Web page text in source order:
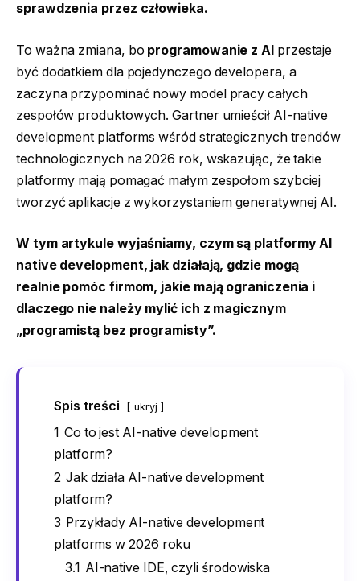
sprawdzenia przez człowieka.
To ważna zmiana, bo programowanie z AIprzestaje
być dodatkiem dla pojedynczego developera, a
zaczyna przypominać nowy model pracy całych
zespołów produktowych. Gartner umieścił AI-native
development platforms wśród strategicznych trendów
technologicznych na 2026 rok, wskazując, że takie
platformy mają pomagać małym zespołom szybciej
tworzyć aplikacje z wykorzystaniem generatywnej AI.
W tym artykule wyjaśniamy, czym są platformy AI
native development, jak działają, gdzie mogą
realnie pomóc firmom, jakie mają ograniczenia i
dlaczego nie należy mylić ich z magicznym
„programistą bez programisty”.
Spis treści ukryj
1 Co to jest AI-native development
platform?
2 Jak działa AI-native development
platform?
3 Przykłady AI-native development
platforms w 2026 roku
3.1 AI-native IDE, czyli środowiska